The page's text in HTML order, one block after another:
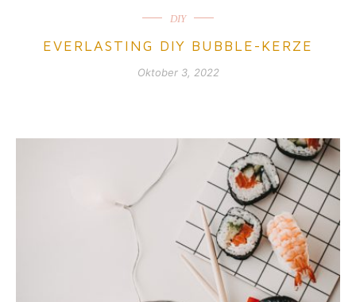
DIY
EVERLASTING DIY BUBBLE-KERZE
Oktober 3, 2022